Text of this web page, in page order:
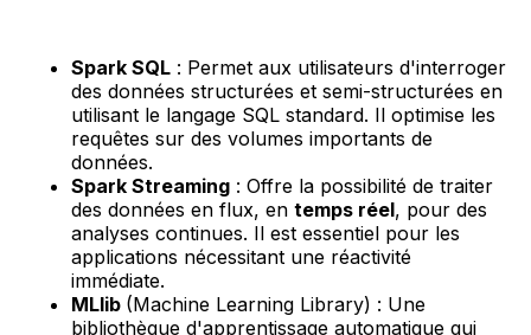
Spark SQL : Permet aux utilisateurs d'interroger
des données structurées et semi-structurées en
utilisant le langage SQL standard. Il optimise les
requêtes sur des volumes importants de
données.
Spark Streaming : Offre la possibilité de traiter
des données en flux, en temps réel, pour des
analyses continues. Il est essentiel pour les
applications nécessitant une réactivité
immédiate.
MLlib (Machine Learning Library) : Une
bibliothèque d'apprentissage automatique qui